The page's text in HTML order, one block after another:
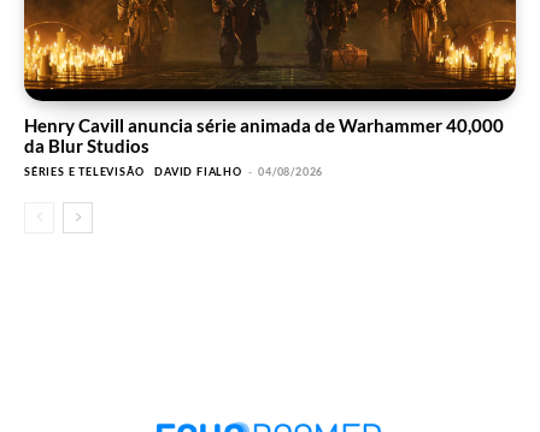
Henry Cavill anuncia série animada de Warhammer 40,000
da Blur Studios
SÉRIES E TELEVISÃO DAVID FIALHO - 04/08/2026